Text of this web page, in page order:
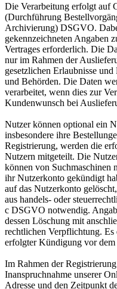
Die Verarbeitung erfolgt auf
(Durchführung
Archivierung) DSGVO.
gekennzeichneten Angaben
Vertrages erforderlich. Die
nur im Rahmen der
gesetzlichen Erlaubnisse
und Behörden. Die Daten
verarbeitet, wenn dies zur
Kundenwunsch bei
Nutzer können optional ein
insbesondere ihre
Registrierung, werden die
Nutzern mitgeteilt. Die
können von Suchmaschinen
ihr Nutzerkonto gekündigt
auf das Nutzerkonto
aus handels- oder
c DSGVO notwendig.
dessen Löschung mit
rechtlichen Verpflichtung.
erfolgter Kündigung vor dem
Im Rahmen der
Inanspruchnahme unserer
Adresse und den Zeitpunkt